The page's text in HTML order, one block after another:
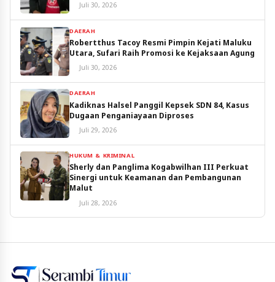
Juli 30, 2026
DAERAH
Robertthus Tacoy Resmi Pimpin Kejati Maluku
Utara, Sufari Raih Promosi ke Kejaksaan Agung
Juli 30, 2026
DAERAH
Kadiknas Halsel Panggil Kepsek SDN 84, Kasus
Dugaan Penganiayaan Diproses
Juli 29, 2026
HUKUM & KRIMINAL
Sherly dan Panglima Kogabwilhan III Perkuat
Sinergi untuk Keamanan dan Pembangunan
Malut
Juli 28, 2026